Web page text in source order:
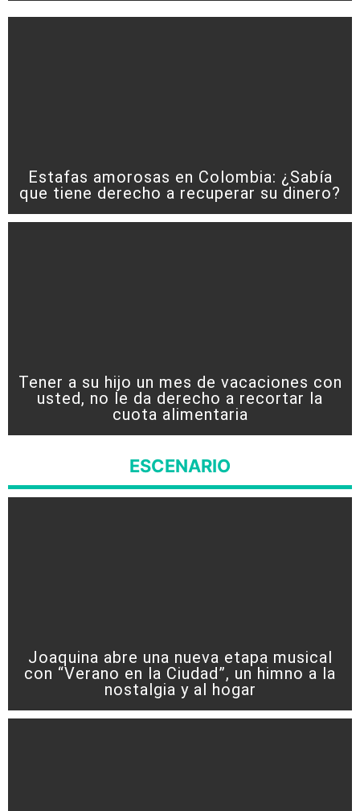
Estafas amorosas en Colombia: ¿Sabía
que tiene derecho a recuperar su dinero?
Tener a su hijo un mes de vacaciones con
usted, no le da derecho a recortar la
cuota alimentaria
ESCENARIO
Joaquina abre una nueva etapa musical
con “Verano en la Ciudad”, un himno a la
nostalgia y al hogar